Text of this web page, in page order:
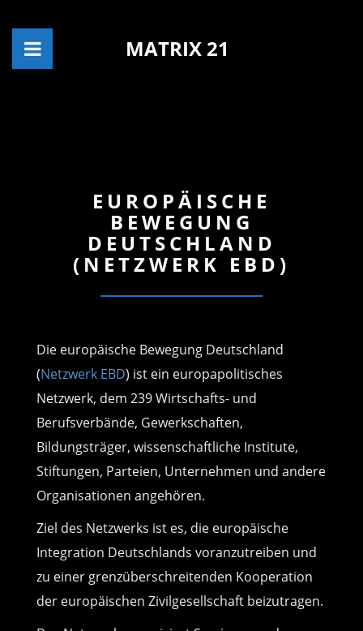
MATRIX 21
EUROPÄISCHE
BEWEGUNG
DEUTSCHLAND
(NETZWERK EBD)
Die europäische Bewegung Deutschland
(Netzwerk EBD) ist ein europapolitisches
Netzwerk, dem 239 Wirtschafts- und
Berufsverbände, Gewerkschaften,
Bildungsträger, wissenschaftliche Institute,
Stiftungen, Parteien, Unternehmen und andere
Organisationen angehören.
Ziel des Netzwerks ist es, die europäische
Integration Deutschlands voranzutreiben und
zu einer grenzüberschreitenden Kooperation
der europäischen Zivilgesellschaft beizutragen.